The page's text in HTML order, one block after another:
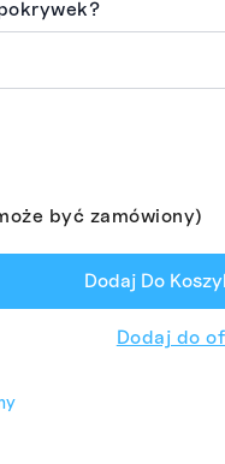
być zamówiony)
Dodaj Do
Dodaj do